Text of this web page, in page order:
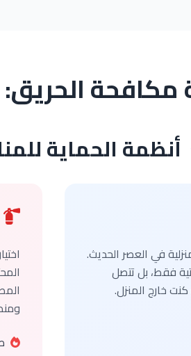
مكافحة الحريق:
أنظمة الحماية
في العصر الحديث.
فقط، بل تتصل
خارج المنزل.